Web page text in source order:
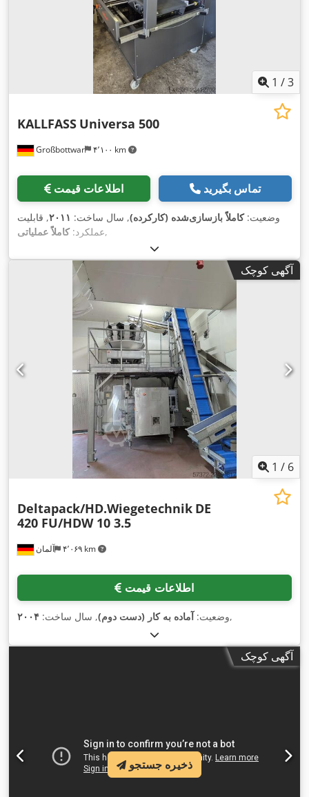
1 /3
Großbottwar ۴٬۱۰۰ km
KALLFASS Universa 500
اطلاعات قیمت تماس بگیرید
وضعیت:کاملاً بازسازی‌شده (کارکرده), سال ساخت: ۲۰۱۱, قابلیت
عملکرد:کاملاً عملیاتی ,
آگهی کوچک
1 / 6
آلمان ۴٬۰۶۹ km
Deltapack/HD.Wiegetechnik DE
420 FU/HDW 10 3.5
اطلاعات قیمت
وضعیت: آماده به کار (دست دوم), سال ساخت: ۲۰۰۴ ,
آگهی کوچک
ذخیره جستجو